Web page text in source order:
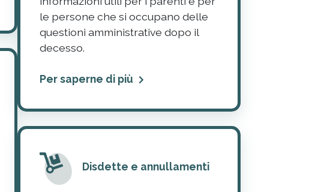
le persone che si occupano delle
questioni amministrative dopo il
decesso.
Per saperne di più
Disdette e annullamenti